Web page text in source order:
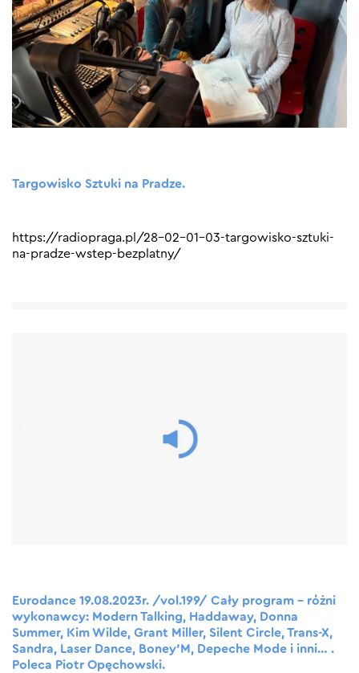
Targowisko Sztuki na Pradze.
https://radiopraga.pl/28-02-01-03-targowisko-sztuki-
na-pradze-wstep-bezplatny/
Eurodance 19.08.2023r. /vol.199/ Cały program – różni
wykonawcy: Modern Talking, Haddaway, Donna
Summer, Kim Wilde, Grant Miller, Silent Circle, Trans-X,
Sandra, Laser Dance, Boney’M, Depeche Mode i inni… .
Poleca Piotr Opęchowski.